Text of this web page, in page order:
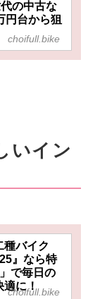
の中古な
円台から狙
choifull.bike
いイン
種バイク
』なら特
で毎日の
適に！
choifull.bike